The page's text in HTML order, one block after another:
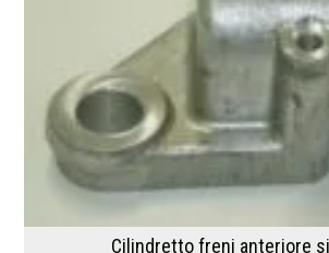
Cilindretto freni anteriore